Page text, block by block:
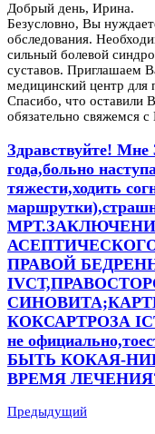
Добрый день, Ирина.
Безусловно, Вы
обследования.
сильный болевой
суставов. Приглашаем
медицинский центр для
Спасибо, что оставили
обязательно свяжемся
Здравствуйте!
года,больно
тяжести,ходить
ПРАВОЙ
КОКСАРТРОЗА IСТ.
не
БЫТЬ КОКАЯ-
ВРЕМЯ
Предыдущий